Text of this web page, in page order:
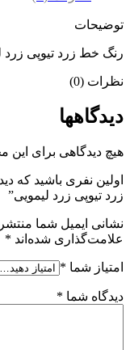
توضیحات
رنگ خط زرد تیوپی زرد
نظرات (0)
دیدگاهها
هیچ دیدگاهی برای
اولین نفری باشید که
زرد تیوپی زرد لیمویی”
نشانی ایمیل شما
علامت‌گذاری شده‌اند *
امتیاز شما *
دیدگاه شما *